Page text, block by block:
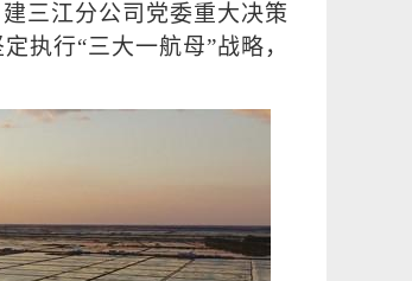
三江分公司党委重大决策
执行“三大一航母”战略，